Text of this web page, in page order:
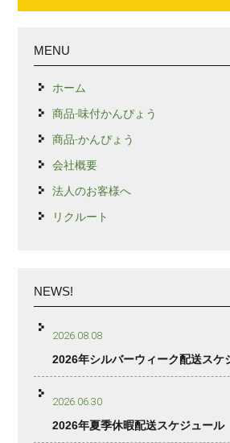
MENU
ホーム
商品-味付かんぴょう
商品-かんぴょう
会社概要
法人のお客様へ
リクルート
NEWS!
2026.08.08
2026年シルバーウィーク配送スケ
2026.06.30
2026年夏季休暇配送スケジュール